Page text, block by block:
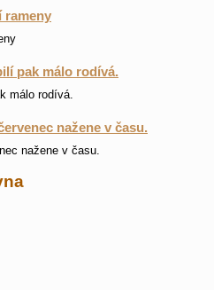
rameny
pak málo rodívá.
málo rodívá.
nažene v času.
nažene v času.